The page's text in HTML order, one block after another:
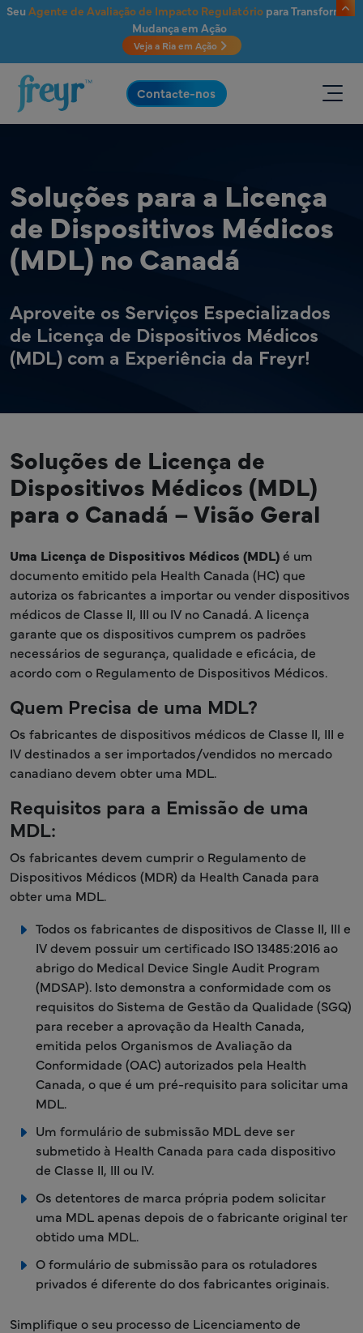
Saltar para o conteúdo principal
Seu Agente de Avaliação de Impacto Regulatóriopara Transformar
Mudança em Ação
Veja a Ria em Ação
.
Contacte-nos
Soluções para a Licença
de Dispositivos Médicos
(MDL) no Canadá
Aproveite os Serviços Especializados
de Licença de Dispositivos Médicos
(MDL) com a Experiência da Freyr!
Soluções de Licença de
Dispositivos Médicos (MDL)
para o Canadá – Visão Geral
Uma Licença de Dispositivos Médicos (MDL)é um
documento emitido pela Health Canada (HC) que
autoriza os fabricantes a importar ou vender dispositivos
médicos de Classe II, III ou IV no Canadá. A licença
garante que os dispositivos cumprem os padrões
necessários de segurança, qualidade e eficácia, de
acordo com o Regulamento de Dispositivos Médicos.
Quem Precisa de uma MDL?
Os fabricantes de dispositivos médicos de Classe II, III e
IV destinados a ser importados/vendidos no mercado
canadiano devem obter uma MDL.
Requisitos para a Emissão de uma
MDL:
Os fabricantes devem cumprir o Regulamento de
Dispositivos Médicos (MDR) da Health Canada para
obter uma MDL.
Todos os fabricantes de dispositivos de Classe II, III e
IV devem possuir um certificado ISO 13485:2016 ao
abrigo do Medical Device Single Audit Program
(MDSAP). Isto demonstra a conformidade com os
requisitos do Sistema de Gestão da Qualidade (SGQ)
para receber a aprovação da Health Canada,
emitida pelos Organismos de Avaliação da
Conformidade (OAC) autorizados pela Health
Canada, o que é um pré-requisito para solicitar uma
MDL.
Um formulário de submissão MDL deve ser
submetido à Health Canada para cada dispositivo
de Classe II, III ou IV.
Os detentores de marca própria podem solicitar
uma MDL apenas depois de o fabricante original ter
obtido uma MDL.
O formulário de submissão para os rotuladores
privados é diferente do dos fabricantes originais.
Simplifique o seu processo de Licenciamento de